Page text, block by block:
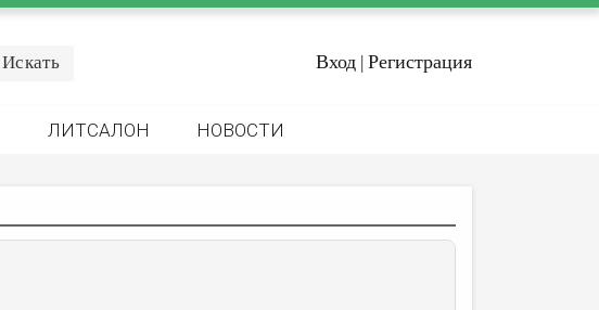
Вход | Регистрация
ЛИТСАЛОН НОВОСТИ